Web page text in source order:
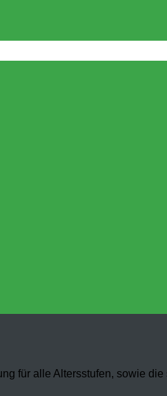
für alle Altersstufen, sowie